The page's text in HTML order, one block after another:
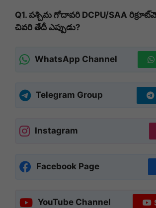
Q1. పశ్చిమ గోదావరి DCPU/SAA
చివరి తేదీ ఎప్పుడు?
WhatsApp Channel
Telegram Group
Instagram
Facebook Page
YouTube Channel